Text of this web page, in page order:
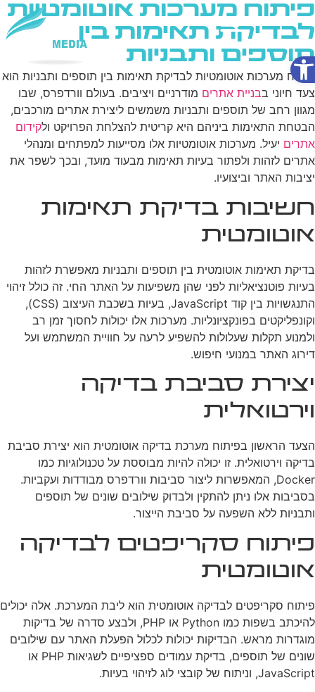
פתח סרגל נגישות
פיתוח מערכות אוטומטיות
לבדיקת תאימות בין
תוספים ותבניות
פיתוח מערכות אוטומטיות לבדיקת תאימות בין תוספים ותבניות הוא
צעד חיוני בבניית אתרים מודרניים ויציבים. בעולם וורדפרס, שבו
מגוון רחב של תוספים ותבניות משמשים ליצירת אתרים מורכבים,
הבטחת התאימות ביניהם היא קריטית להצלחת הפרויקט ולקידום
אתרים יעיל. מערכות אוטומטיות אלו מסייעות למפתחים ומנהלי
אתרים לזהות ולפתור בעיות תאימות מבעוד מועד, ובכך לשפר את
יציבות האתר וביצועיו.
חשיבות בדיקת תאימות
אוטומטית
בדיקת תאימות אוטומטית בין תוספים ותבניות מאפשרת לזהות
בעיות פוטנציאליות לפני שהן משפיעות על האתר החי. זה כולל זיהוי
התנגשויות בין קוד JavaScript, בעיות בשכבת העיצוב (CSS),
וקונפליקטים בפונקציונליות. מערכות אלו יכולות לחסוך זמן רב
ולמנוע תקלות שעלולות להשפיע לרעה על חוויית המשתמש ועל
דירוג האתר במנועי חיפוש.
יצירת סביבת בדיקה
וירטואלית
הצעד הראשון בפיתוח מערכת בדיקה אוטומטית הוא יצירת סביבת
בדיקה וירטואלית. זו יכולה להיות מבוססת על טכנולוגיות כמו
Docker, המאפשרות ליצור סביבות וורדפרס מבודדות ועקביות.
בסביבות אלו ניתן להתקין ולבדוק שילובים שונים של תוספים
ותבניות ללא השפעה על סביבת הייצור.
פיתוח סקריפטים לבדיקה
אוטומטית
פיתוח סקריפטים לבדיקה אוטומטית הוא ליבת המערכת. אלה יכולים
להיכתב בשפות כמו Python או PHP, ולבצע סדרה של בדיקות
מוגדרות מראש. הבדיקות יכולות לכלול הפעלת האתר עם שילובים
שונים של תוספים, בדיקת עמודים ספציפיים לשגיאות PHP או
JavaScript, וניתוח של קובצי לוג לזיהוי בעיות.